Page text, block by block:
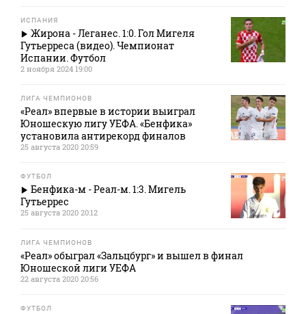
ИСПАНИЯ
Жирона - Леганес. 1:0. Гол Мигеля
Гутьерреса (видео). Чемпионат
Испании. Футбол
2 ноября 2024 19:00
ЛИГА ЧЕМПИОНОВ
«Реал» впервые в истории выиграл
Юношескую лигу УЕФА. «Бенфика»
установила антирекорд финалов
25 августа 2020 20:59
ФУТБОЛ
Бенфика-м - Реал-м. 1:3. Мигель
Гутьеррес
25 августа 2020 20:12
ЛИГА ЧЕМПИОНОВ
«Реал» обыграл «Зальцбург» и вышел в финал
Юношеской лиги УЕФА
22 августа 2020 20:56
ФУТБОЛ